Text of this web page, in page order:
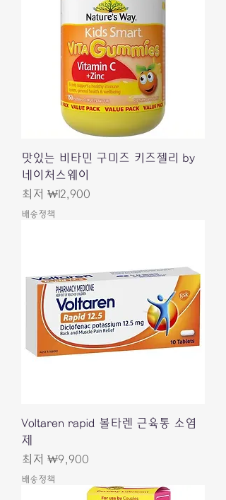
맛있는 비타민 구미즈 키즈젤리 by
네이처스웨이
최저 ₩12,900
할인가
배송정책
Voltaren rapid 볼타렌 근육통 소염
제
최저 ₩9,900
할인가
배송정책